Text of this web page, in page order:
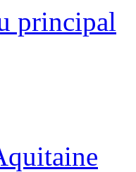
principal